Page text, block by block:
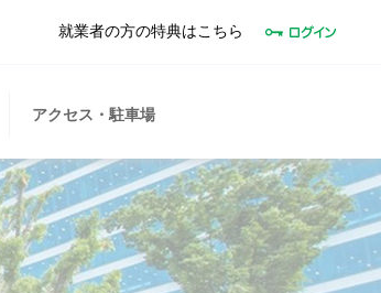
就業者の方の特典はこちら
アクセス・駐車場